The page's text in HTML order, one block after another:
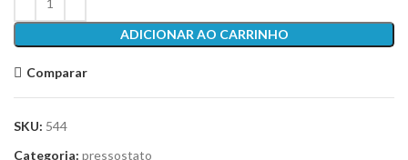
ADICIONAR AO CARRINHO
Comparar
SKU: 544
Categoria: pressostato